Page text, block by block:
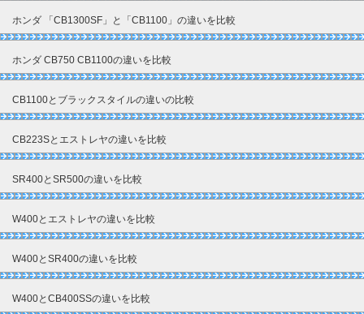
ホンダ 「CB1300SF」と「CB1100」の違いを比較
ホンダ CB750 CB1100の違いを比較
CB1100とブラックスタイルの違いの比較
CB223Sとエストレヤの違いを比較
SR400とSR500の違いを比較
W400とエストレヤの違いを比較
W400とSR400の違いを比較
W400とCB400SSの違いを比較